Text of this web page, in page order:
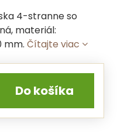
4-stranne so
materiál:
mm.Čítajte viac
Do košíka